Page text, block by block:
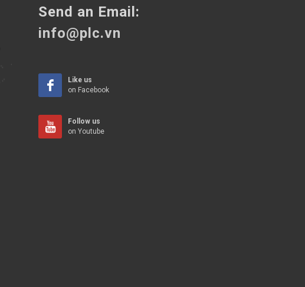
Send an Email:
info@plc.vn
Like us
on Facebook
Follow us
on Youtube